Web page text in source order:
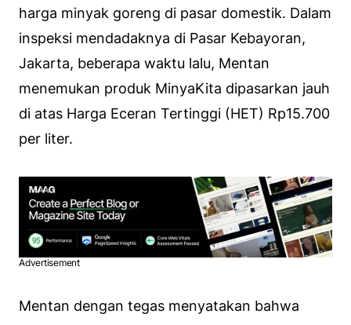
harga minyak goreng di pasar domestik. Dalam
inspeksi mendadaknya di Pasar Kebayoran,
Jakarta, beberapa waktu lalu, Mentan
menemukan produk MinyaKita dipasarkan jauh
di atas Harga Eceran Tertinggi (HET) Rp15.700
per liter.
Advertisement
Mentan dengan tegas menyatakan bahwa